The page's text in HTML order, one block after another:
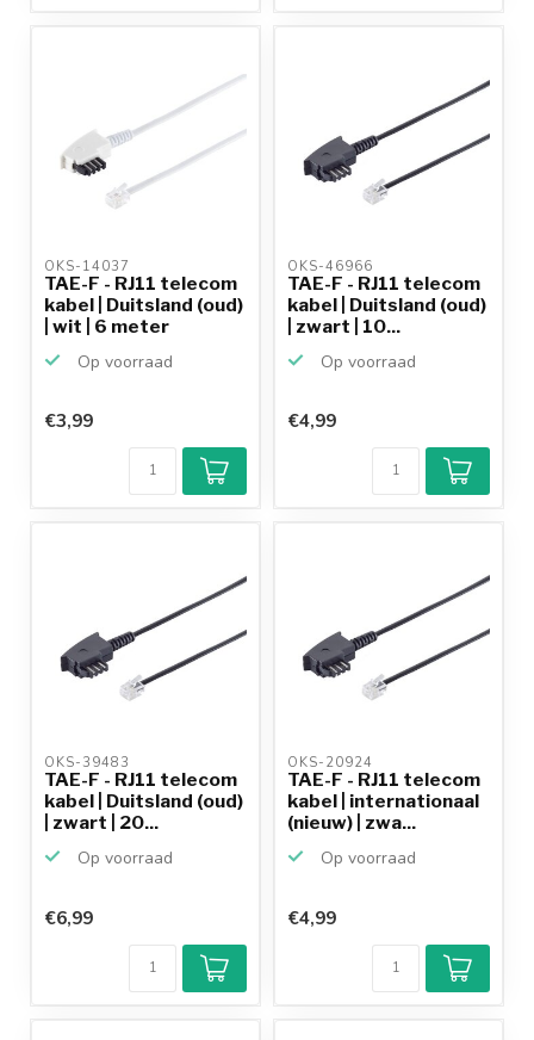
OKS-14037
TAE-F - RJ11 telecom
kabel | Duitsland (oud)
| wit | 6 meter
Op voorraad
€3,99
OKS-46966
TAE-F - RJ11 telecom
kabel | Duitsland (oud)
| zwart | 10...
Op voorraad
€4,99
OKS-39483
TAE-F - RJ11 telecom
kabel | Duitsland (oud)
| zwart | 20...
Op voorraad
€6,99
OKS-20924
TAE-F - RJ11 telecom
kabel | internationaal
(nieuw) | zwa...
Op voorraad
€4,99